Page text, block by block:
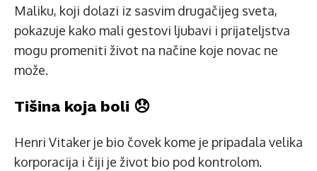
Maliku, koji dolazi iz sasvim drugačijeg sveta,
pokazuje kako mali gestovi ljubavi i prijateljstva
mogu promeniti život na načine koje novac ne
može.
Tišina koja boli 😞
Henri Vitaker je bio čovek kome je pripadala velika
korporacija i čiji je život bio pod kontrolom.